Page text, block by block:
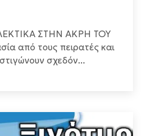
ΣΤΗΝ ΑΚΡΗ ΤΟΥ
από τους πειρατές και
σχεδόν...